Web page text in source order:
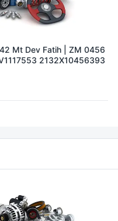
Mt Dev Fatih | ZM 0456
2132X10456393